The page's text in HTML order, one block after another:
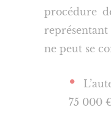
procédure
ne peut se
75 000